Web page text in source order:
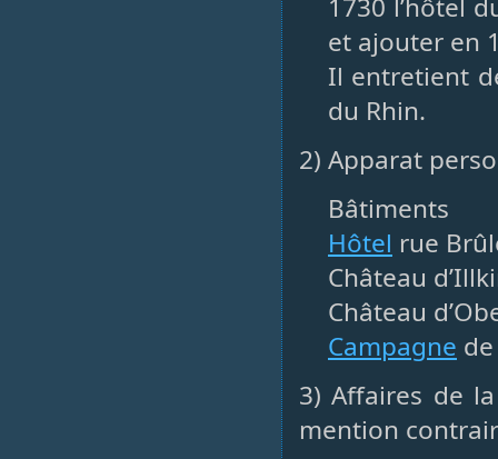
et ajouter en
Il entretient
du Rhin.
2) Apparat
Bâtiments
Hôtel rue
Château
Château
Campagne
3) Affaires de
mention